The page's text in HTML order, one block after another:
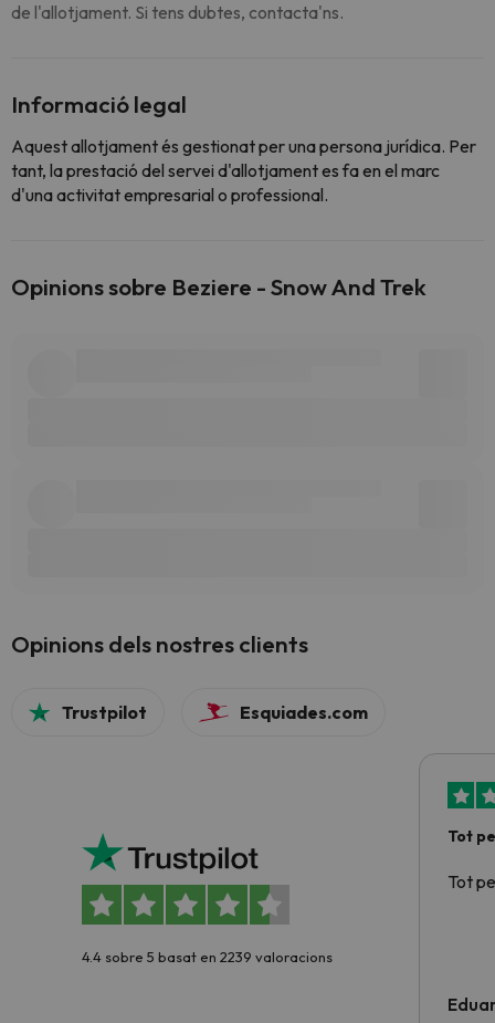
de l'allotjament. Si tens dubtes, contacta'ns.
Informació legal
Aquest allotjament és gestionat per una persona jurídica. Per
tant, la prestació del servei d'allotjament es fa en el marc
d'una activitat empresarial o professional.
Opinions sobre Beziere - Snow And Trek
Opinions dels nostres clients
Trustpilot Esquiades.com
4.4 sobre 5 basat en 2239 valoracions
Tot
Tot